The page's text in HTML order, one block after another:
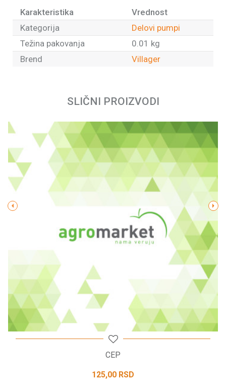
Karakteristika
Vrednost
Kategorija
Delovi pumpi
Težina pakovanja
0.01 kg
Brend
Villager
Poruka
SLIČNI PROIZVODI
CEP
125,00 RSD